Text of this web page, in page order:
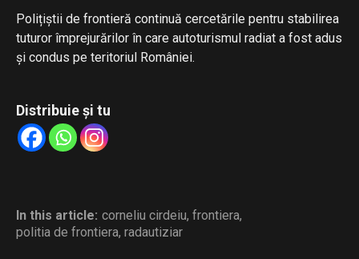
Polițiștii de frontieră continuă cercetările pentru stabilirea
tuturor împrejurărilor în care autoturismul radiat a fost adus
și condus pe teritoriul României.
Distribuie și tu
In this article: corneliu cirdeiu, frontiera,
politia de frontiera, radautiziar